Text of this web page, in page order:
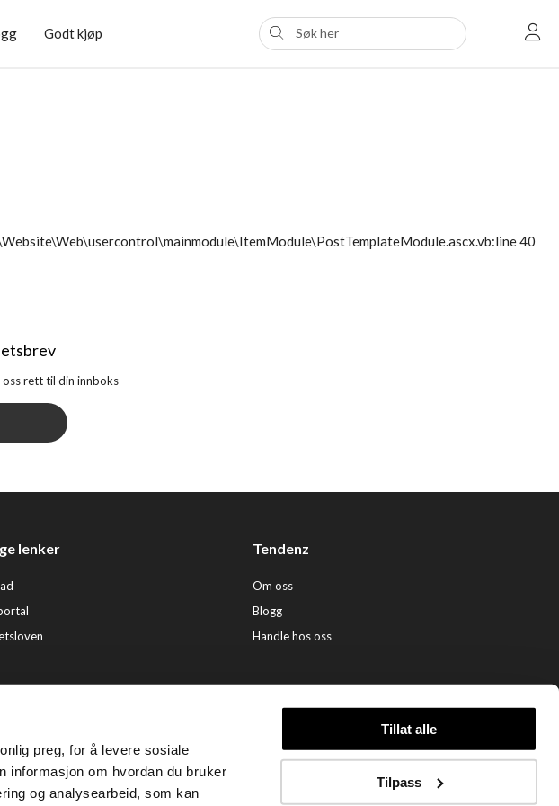
preg, for å levere sosiale
informasjon om hvordan du bruker
og analysearbeid, som kan
Tillat alle
Tilpass
Godt kjøp
40
oss rett til din innboks
lenker Tendenz
Om oss
Blogg
Handle hos oss
© Tendenz Hårpleie AS (org. nr. 948 341 662) |Nettbutikk levert av Kréatif